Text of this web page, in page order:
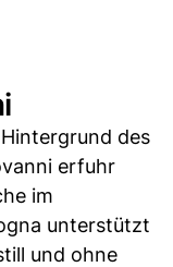
des
erfuhr
im
unterstützt
und ohne